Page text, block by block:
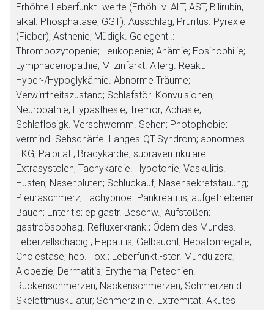
Erhöhte Leberfunkt.-werte (Erhöh. v. ALT, AST, Bilirubin,
alkal. Phosphatase, GGT). Ausschlag; Pruritus. Pyrexie
(Fieber); Asthenie; Müdigk. Gelegentl. :
Thrombozytopenie; Leukopenie; Anämie; Eosinophilie;
Lymphadenopathie; Milzinfarkt. Allerg. Reakt.
Hyper-/Hypoglykämie. Abnorme Träume;
Verwirrtheitszustand; Schlafstör. Konvulsionen;
Neuropathie; Hypästhesie; Tremor; Aphasie;
Schlaflosigk. Verschwomm. Sehen; Photophobie;
vermind. Sehschärfe. Langes-QT-Syndrom; abnormes
EKG; Palpitat.; Bradykardie; supraventrikuläre
Extrasystolen; Tachykardie. Hypotonie; Vaskulitis.
Husten; Nasenbluten; Schluckauf; Nasensekretstauung;
Pleuraschmerz; Tachypnoe. Pankreatitis; aufgetriebener
Bauch; Enteritis; epigastr. Beschw.; Aufstoßen;
gastroösophag. Refluxerkrank.; Ödem des Mundes.
Leberzellschädig.; Hepatitis; Gelbsucht; Hepatomegalie;
Cholestase; hep. Tox.; Leberfunkt.-stör. Mundulzera;
Alopezie; Dermatitis; Erythema; Petechien.
Rückenschmerzen; Nackenschmerzen; Schmerzen d.
Skelettmuskulatur; Schmerz in e. Extremität. Akutes